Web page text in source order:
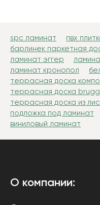
spc ламинат
пвх
барлинек паркетная
ламинат эггер
ламинат кронопол
террасная доска
террасная доска
террасная доска из
подложка под ламинат
виниловый ламинат
О компании: